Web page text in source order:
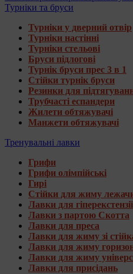
Турніки та бруси
Турніки у дверний отвір
Турніки настінні
Турніки стельові
Бруси підлогові
Турнік бруси прес 3 в 1
Стійки турнік бруси
Резинки для
Трубчасті еспандери
Жилети обтяжувачі
Манжети обтяжувачі
Тренувальні лавки
Грифи
Грифи олімпійські
Гирі
Стійки для жиму
Лавки для гіперекстензії
Лавки з партою Скотта
Лавки для преса
Лавки для жиму зі
Лавки для жиму
Лавки для жиму
Лавки для присідань